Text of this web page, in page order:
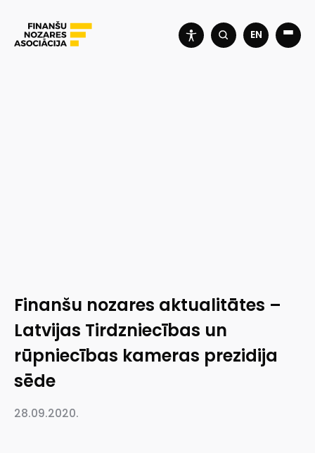
EN
Finanšu nozares aktualitātes –
Latvijas Tirdzniecības un
rūpniecības kameras prezidija
sēde
28.09.2020.